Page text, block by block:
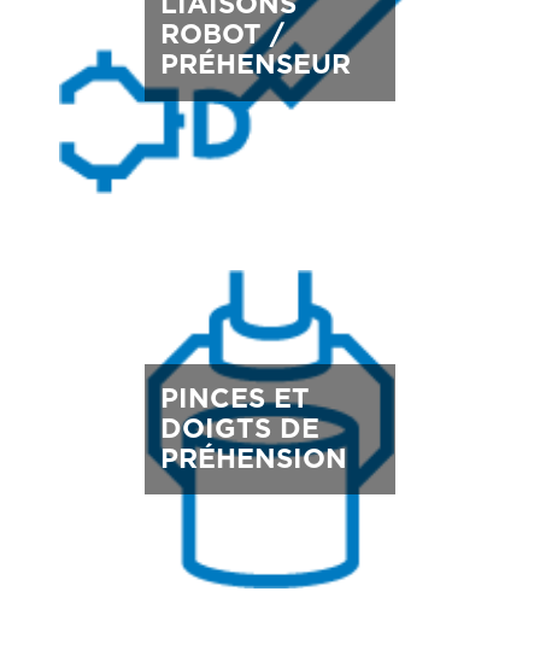
ROBOT /
PRÉHENSEUR
PINCES ET
DOIGTS DE
PRÉHENSION